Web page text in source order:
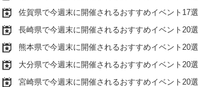
佐賀県で今週末に開催されるおすすめイベント17選
長崎県で今週末に開催されるおすすめイベント20選
熊本県で今週末に開催されるおすすめイベント20選
大分県で今週末に開催されるおすすめイベント20選
宮崎県で今週末に開催されるおすすめイベント20選